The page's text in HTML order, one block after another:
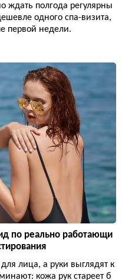
ждать полгода регулярны
одного спа-визита,
первой недели.
по реально работающи
лица, а руки выглядят к
кожа рук стареет б